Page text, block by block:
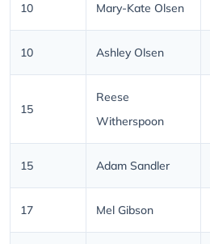
10 Mary-Kate Olsen
10 Ashley Olsen
15
Reese
Witherspoon
15 Adam Sandler
17 Mel Gibson